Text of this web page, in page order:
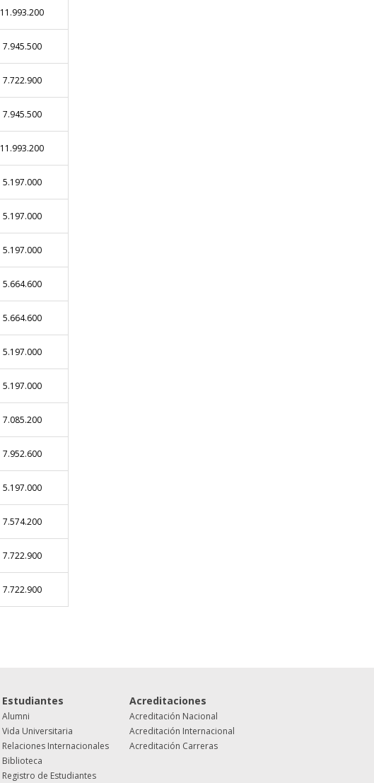
11.993.200
7.945.500
7.722.900
7.945.500
11.993.200
5.197.000
5.197.000
5.197.000
5.664.600
5.664.600
5.197.000
5.197.000
7.085.200
7.952.600
5.197.000
7.574.200
7.722.900
7.722.900
Estudiantes
Alumni
Vida Universitaria
Relaciones Internacionales
Biblioteca
Registro de Estudiantes
Acreditaciones
Acreditación Nacional
Acreditación Internacional
Acreditación Carreras